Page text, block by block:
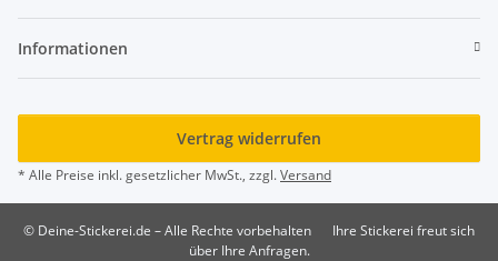
Informationen
Vertrag widerrufen
* Alle Preise inkl. gesetzlicher MwSt., zzgl.Versand
© Deine-Stickerei.de – Alle Rechte vorbehalten
Ihre Stickerei freut sich
über Ihre Anfragen.